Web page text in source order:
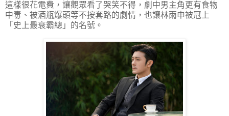
這樣很花電費，讓觀眾看了哭笑不得，劇中男主角更有食物
中毒、被酒瓶爆頭等不按套路的劇情，也讓林雨申被冠上
「史上最衰霸總」的名號。